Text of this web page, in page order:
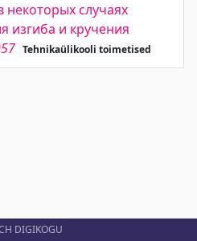
случаях
изгиба и кручения
Tehnikaülikooli toimetised
DIGIKOGU